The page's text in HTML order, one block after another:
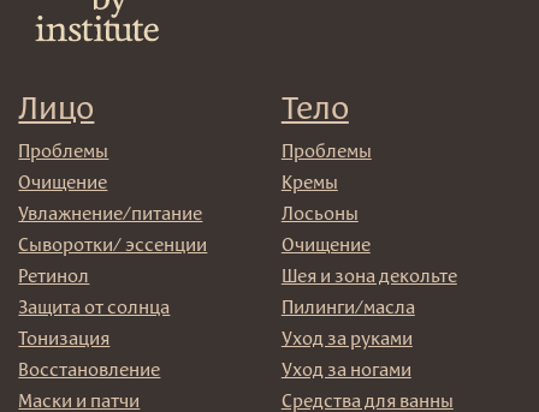
Система лояльности
Доставка и самовывоз
персональных данных
Политика
Договор оферта
Подписаться
E-mail
→
Отправляя адрес электронной почты вы соглашаетесь
с политикой в отношении обработки персональных
данных